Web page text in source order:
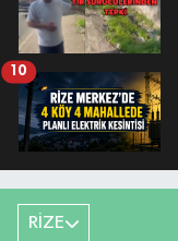
10
RİZE